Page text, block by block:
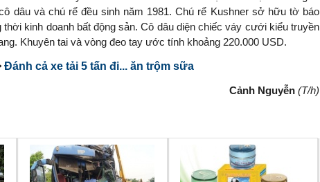
dâu và chú rể đều sinh năm 1981. Chú rể Kushner sở hữu tờ báo
thời kinh doanh bất động sản. Cô dâu diện chiếc váy cưới kiểu truyền
Khuyên tai và vòng đeo tay ước tính khoảng 220.000 USD.
Đánh cả xe tải 5 tấn đi... ăn trộm sữa
Cảnh Nguyễn (T/h)